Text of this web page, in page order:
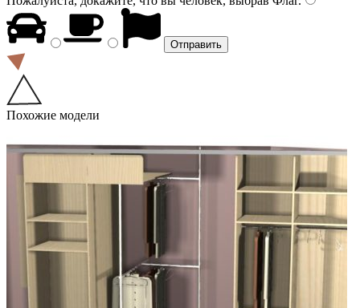
Похожие модели